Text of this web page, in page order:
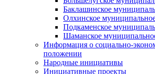
Баклашинское
Олхинское
Подкаменское
Шаманское
Информация о социально-
положении
Народные инициативы
Инициативные проекты